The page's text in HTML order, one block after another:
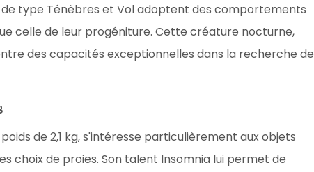
type Ténèbres et Vol adoptent des comportements
celle de leur progéniture. Cette créature nocturne,
des capacités exceptionnelles dans la recherche de
de 2,1 kg, s'intéresse particulièrement aux objets
choix de proies. Son talent Insomnia lui permet de